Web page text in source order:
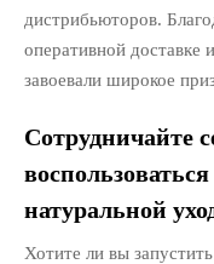
дистрибьюторов.
оперативной
завоевали широкое
Сотрудничайте
натуральной
Хотите ли вы